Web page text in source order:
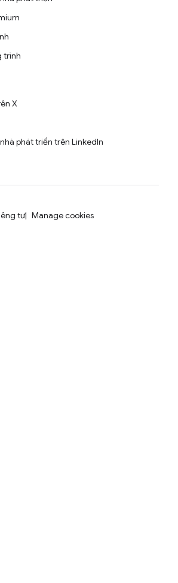
trình
X
phát triển trên LinkedIn
tư Manage cookies